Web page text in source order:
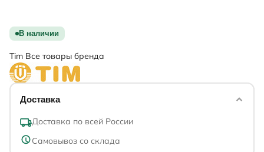
В наличии
Tim Все товары бренда
Доставка
Доставка по всей России
Самовывоз со склада